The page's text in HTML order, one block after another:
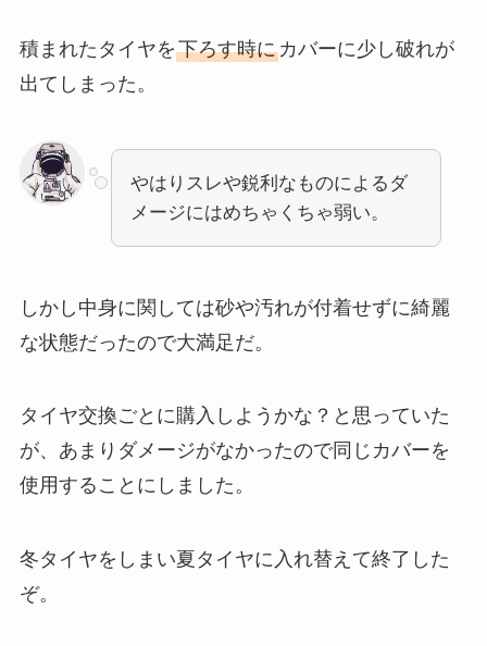
積まれたタイヤを下ろす時にカバーに少し破れが
出てしまった。
やはりスレや鋭利なものによるダ
メージにはめちゃくちゃ弱い。
しかし中身に関しては砂や汚れが付着せずに綺麗
な状態だったので大満足だ。
タイヤ交換ごとに購入しようかな？と思っていた
が、あまりダメージがなかったので同じカバーを
使用することにしました。
冬タイヤをしまい夏タイヤに入れ替えて終了した
ぞ。